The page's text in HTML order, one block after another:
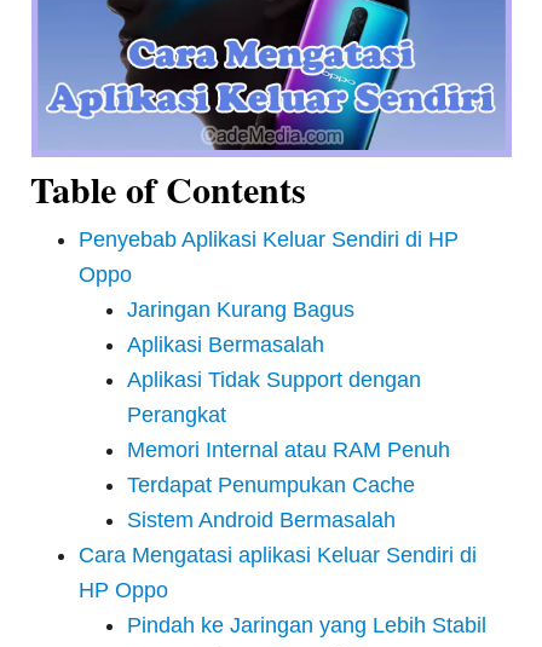
Table of Contents
Penyebab Aplikasi Keluar Sendiri di HP
Oppo
Jaringan Kurang Bagus
Aplikasi Bermasalah
Aplikasi Tidak Support dengan
Perangkat
Memori Internal atau RAM Penuh
Terdapat Penumpukan Cache
Sistem Android Bermasalah
Cara Mengatasi aplikasi Keluar Sendiri di
HP Oppo
Pindah ke Jaringan yang Lebih Stabil